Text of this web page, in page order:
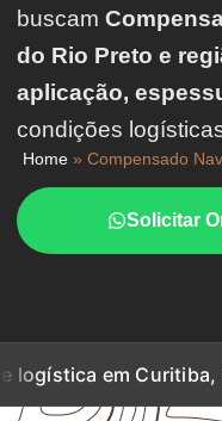
buscam
do Rio Preto e
aplicação,
condições
Home» Compensado
Solicitar
Curitiba, PR